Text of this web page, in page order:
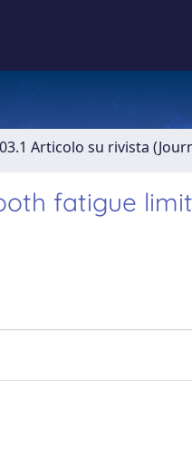
03.1 Articolo su rivista
fatigue